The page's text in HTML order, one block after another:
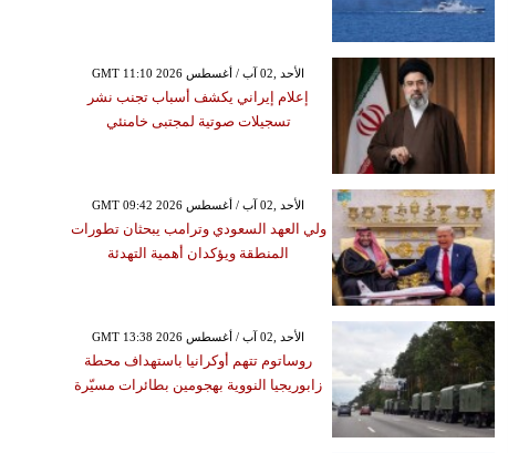
GMT 11:10 2026 الأحد ,02 آب / أغسطس
إعلام إيراني يكشف أسباب تجنب نشر
تسجيلات صوتية لمجتبى خامنئي
GMT 09:42 2026 الأحد ,02 آب / أغسطس
ولي العهد السعودي وترامب يبحثان تطورات
المنطقة ويؤكدان أهمية التهدئة
GMT 13:38 2026 الأحد ,02 آب / أغسطس
روساتوم تتهم أوكرانيا باستهداف محطة
زابوريجيا النووية بهجومين بطائرات مسيّرة